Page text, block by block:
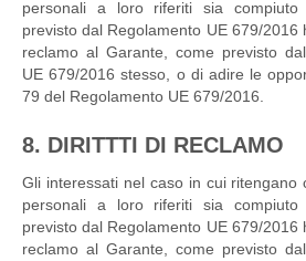
personali a loro riferiti sia
previsto dal Regolamento UE 679/
reclamo al Garante, come previsto
UE 679/2016 stesso, o di adire le
79 del Regolamento UE 679/2016.
8. DIRITTTI DI RECLAMO
Gli interessati nel caso in cui ritengano
personali a loro riferiti sia
previsto dal Regolamento UE 679/
reclamo al Garante, come previsto